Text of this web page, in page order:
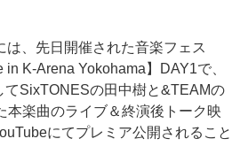
、先日開催された音楽フェス
in K-Arena Yokohama】DAY1で、
てSixTONESの田中樹と&TEAMの
本楽曲のライブ＆終演後トーク映
にてプレミア公開されること